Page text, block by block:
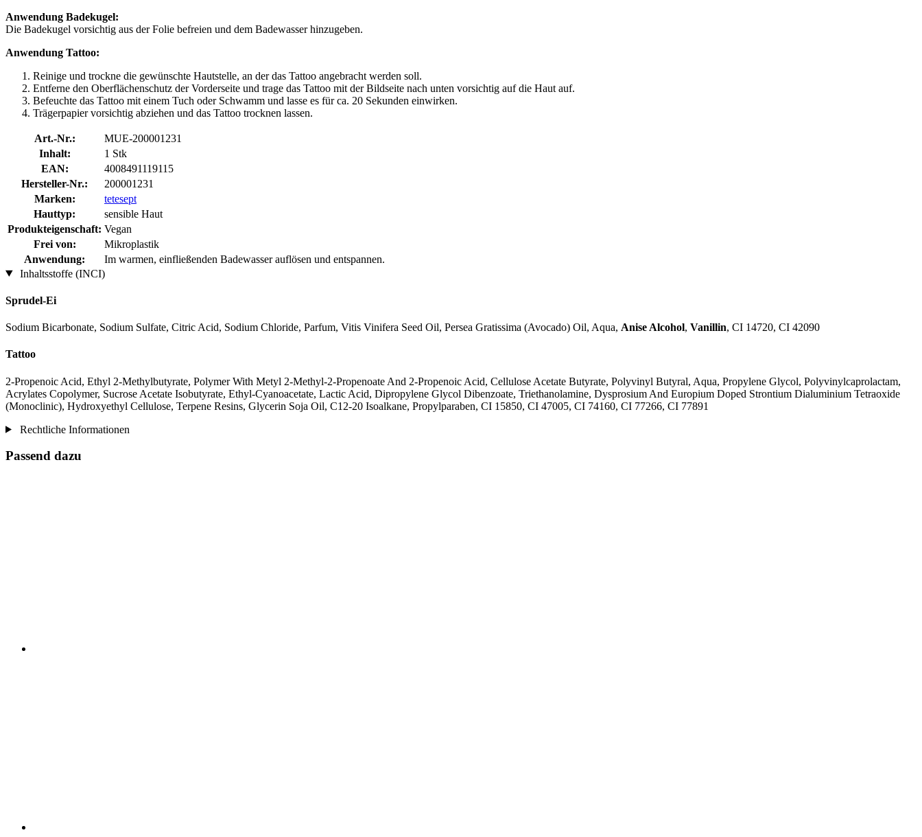
Anwendung Badekugel:
Die Badekugel vorsichtig aus der Folie befreien und dem Badewasser hinzugeben.
Anwendung Tattoo:
Reinige und trockne die gewünschte Hautstelle, an der das Tattoo angebracht werden soll.
Entferne den Oberflächenschutz der Vorderseite und trage das Tattoo mit der Bildseite nach unten vorsichtig auf die Haut auf.
Befeuchte das Tattoo mit einem Tuch oder Schwamm und lasse es für ca. 20 Sekunden einwirken.
Trägerpapier vorsichtig abziehen und das Tattoo trocknen lassen.
Art.-Nr.:
MUE-200001231
Inhalt:
1 Stk
EAN:
4008491119115
Hersteller-Nr.:
200001231
Marken:
tetesept
Hauttyp:
sensible Haut
Produkteigenschaft: Vegan
Frei von:
Mikroplastik
Anwendung:
Im warmen, einfließenden Badewasser auflösen und entspannen.
Inhaltsstoffe (INCI)
Sprudel-Ei
Sodium Bicarbonate, Sodium Sulfate, Citric Acid, Sodium Chloride, Parfum, Vitis Vinifera Seed Oil, Persea Gratissima (Avocado) Oil, Aqua, Anise Alcohol, Vanillin, CI 14720, CI 42090
Tattoo
2-Propenoic Acid, Ethyl 2-Methylbutyrate, Polymer With Metyl 2-Methyl-2-Propenoate And 2-Propenoic Acid, Cellulose Acetate Butyrate, Polyvinyl Butyral, Aqua, Propylene Glycol, Polyvinylcaprolactam,
Acrylates Copolymer, Sucrose Acetate Isobutyrate, Ethyl-Cyanoacetate, Lactic Acid, Dipropylene Glycol Dibenzoate, Triethanolamine, Dysprosium And Europium Doped Strontium Dialuminium Tetraoxide
(Monoclinic), Hydroxyethyl Cellulose, Terpene Resins, Glycerin Soja Oil, C12-20 Isoalkane, Propylparaben, CI 15850, CI 47005, CI 74160, CI 77266, CI 77891
Rechtliche Informationen
Passend dazu